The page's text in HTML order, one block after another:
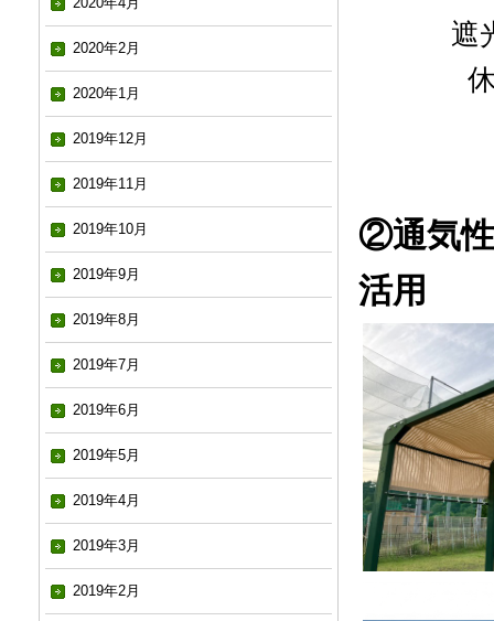
2020年2月
2020年1月
2019年12月
2019年11月
2019年10月
2019年9月
2019年8月
2019年7月
2019年6月
2019年5月
2019年4月
2019年3月
2019年2月
遮
②通気
活用